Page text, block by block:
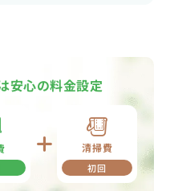
安心の料金設定
清掃費
初回